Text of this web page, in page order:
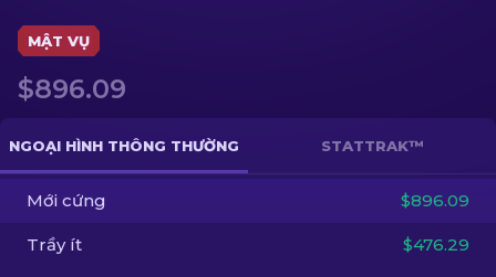
Găng tay
Khác
VI
MẬT VỤ
$896.09
NGOẠI HÌNH THÔNG THƯỜNG STATTRAK™
Mới cứng $896.09
Trầy ít $476.29